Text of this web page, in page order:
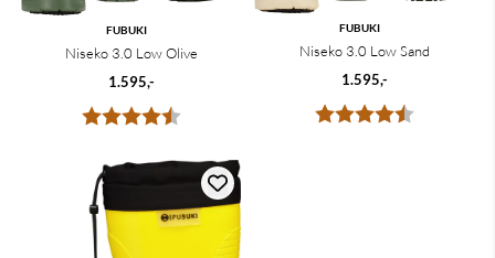
Karakter: 4.8 av 5 mulige
FUBUKI
Niseko 3.0 Low Olive
1.595,-
Karakter: 4.7 av 5
FUBUKI
Niseko 3.0 Low Sand
1.595,-